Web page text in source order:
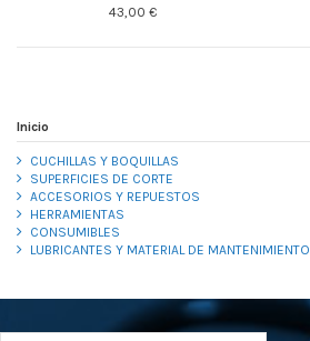
43,00 €
Inicio
CUCHILLAS Y BOQUILLAS
SUPERFICIES DE CORTE
ACCESORIOS Y REPUESTOS
HERRAMIENTAS
CONSUMIBLES
LUBRICANTES Y MATERIAL DE MANTENIMIENTO